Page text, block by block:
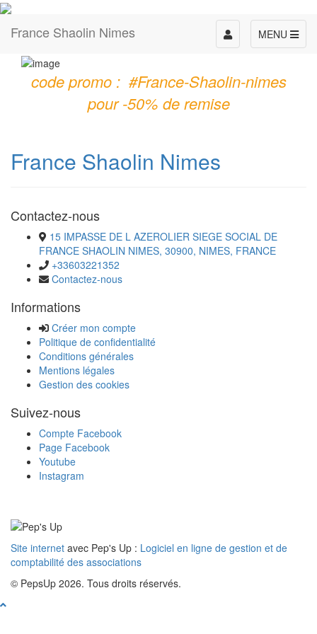
France Shaolin Nimes MENU
Toggle
navigation
code promo : #France-Shaolin-nimes
pour -50% de remise
France Shaolin Nimes
Contactez-nous
15 IMPASSE DE L AZEROLIER SIEGE SOCIAL DE
FRANCE SHAOLIN NIMES, 30900, NIMES, FRANCE
+33603221352
Contactez-nous
Informations
Créer mon compte
Politique de confidentialité
Conditions générales
Mentions légales
Gestion des cookies
Suivez-nous
Compte Facebook
Page Facebook
Youtube
Instagram
Site internet avec Pep's Up : Logiciel en ligne de gestion et de
comptabilité des associations
© PepsUp 2026. Tous droits réservés.